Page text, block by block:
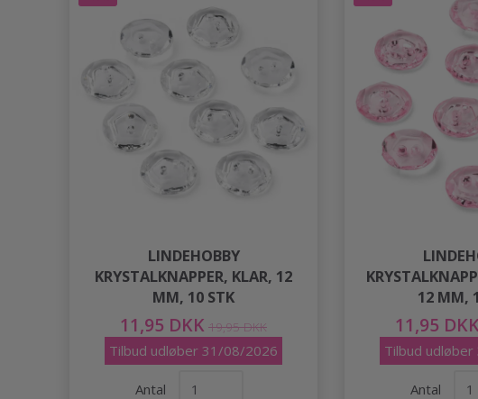
LINDEHOBBY
KRYSTALKNAPPER, KLAR, 12
MM, 10 STK
11,95 DKK 19,95 DKK
Tilbud udløber 31/08/2026
Antal
12 MM,
11,95 DKK
Tilbud
Antal